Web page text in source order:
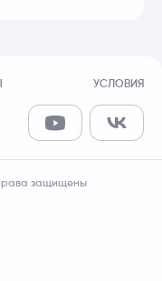
защищены
УСЛОВИЯ